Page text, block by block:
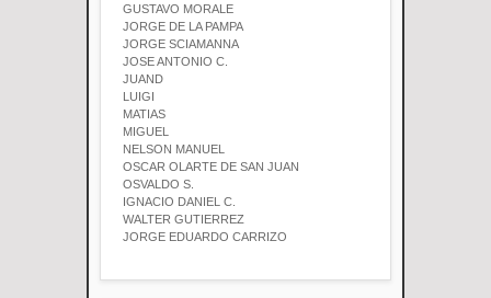
GUSTAVO MORALE
JORGE DE LA PAMPA
JORGE SCIAMANNA
JOSE ANTONIO C.
JUAND
LUIGI
MATIAS
MIGUEL
NELSON MANUEL
OSCAR OLARTE DE SAN JUAN
OSVALDO S.
IGNACIO DANIEL C.
WALTER GUTIERREZ
JORGE EDUARDO CARRIZO